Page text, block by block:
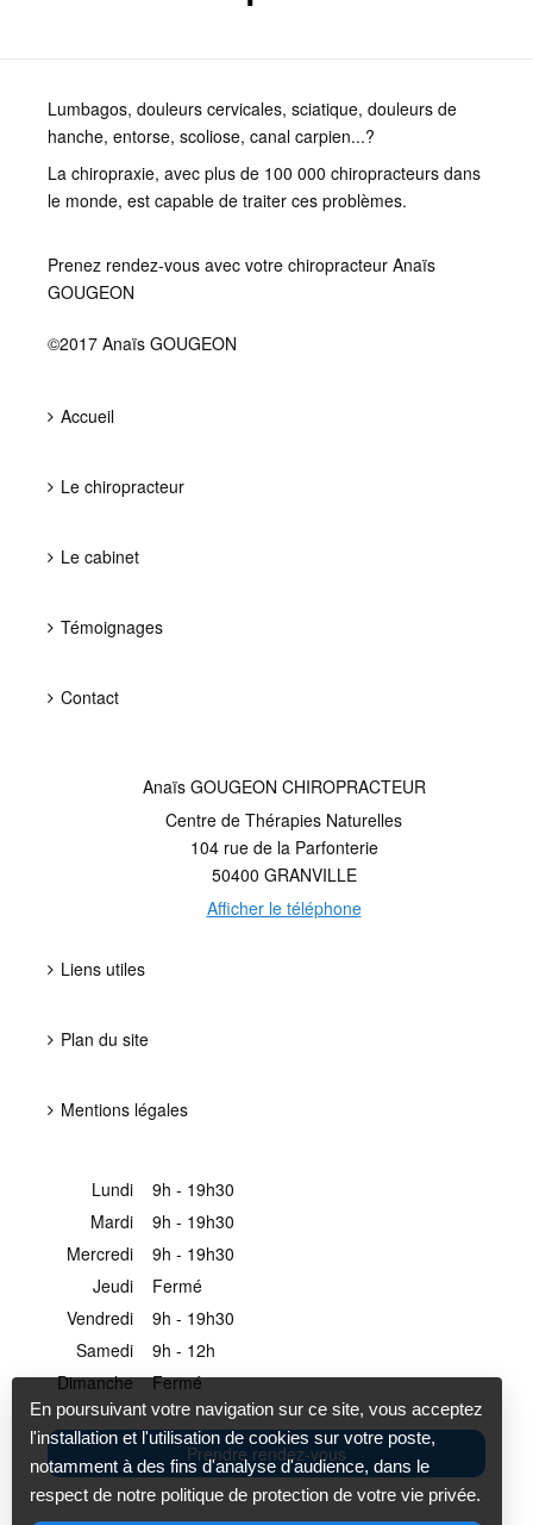
Lumbagos, douleurs cervicales, sciatique, douleurs de
hanche, entorse, scoliose, canal carpien...?
La chiropraxie, avec plus de 100 000 chiropracteurs dans
le monde, est capable de traiter ces problèmes.
Prenez rendez-vous avec votre chiropracteur Anaïs
GOUGEON
©2017 Anaïs GOUGEON
Accueil
Le chiropracteur
Le cabinet
Témoignages
Contact
Anaïs GOUGEON CHIROPRACTEUR
Centre de Thérapies Naturelles
104 rue de la Parfonterie
50400 GRANVILLE
Afficher le téléphone
Liens utiles
Plan du site
Mentions légales
Lundi
9h - 19h30
Mardi
9h - 19h30
Mercredi
9h - 19h30
Jeudi
Fermé
Vendredi
9h - 19h30
Samedi
9h - 12h
Dimanche
Fermé
Prendre rendez-vous
En poursuivant votre navigation sur ce site, vous acceptez
l'installation et l'utilisation de cookies sur votre poste,
notamment à des fins d'analyse d'audience, dans le
respect de notre politique de protection de votre vie privée.